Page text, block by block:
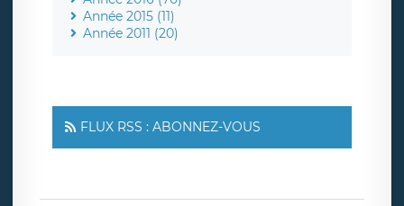
Année 2015 (11)
Année 2011 (20)
FLUX RSS : ABONNEZ-VOUS